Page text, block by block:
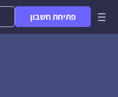
פתיחת חשבון